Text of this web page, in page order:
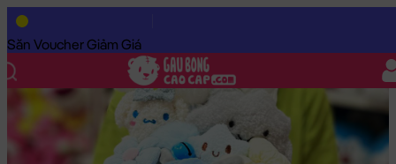
Săn Voucher Giảm Giá
Trang Chủ